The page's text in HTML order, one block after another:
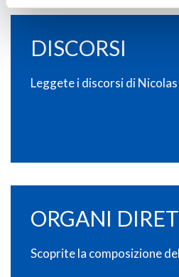
DISCORSI
Leggete i discorsi di
ORGANI
Scoprite la composizione